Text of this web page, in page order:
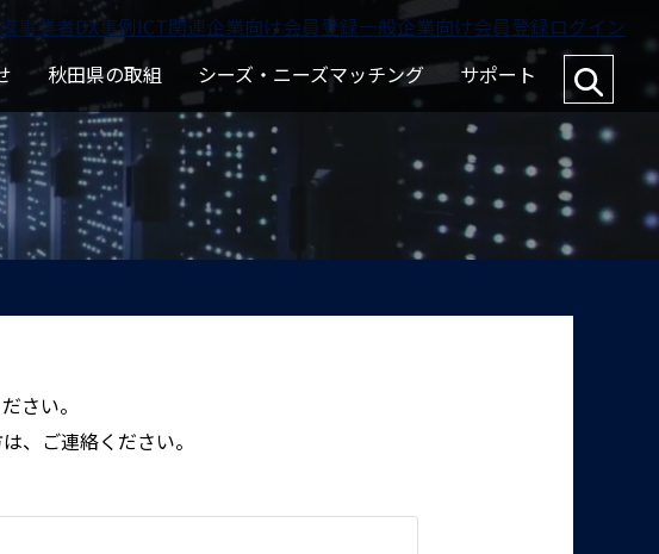
事業者DX事例ICT関連企業向け会員登録一般企業向け会員登録ログイン
秋田県の取組 シーズ・ニーズマッチング サポート
さい。
、ご連絡ください。